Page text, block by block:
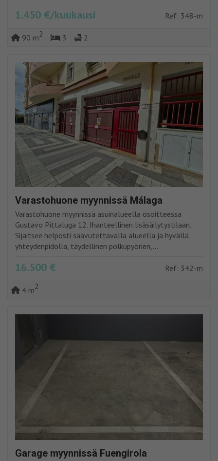
1.450 €/kuukausi Ref: 348-m
90 m2 3 2
Varastohuone myynnissä Málaga
Varastohuone myynnissä asuinalueella osoitteessa
Gustavo Pittaluga 12. Ihanteellinen lisäsäilytystilaan.
Sijaitsee helposti saavutettavalla alueella ja hyvällä
yhteydenpidolla, täydellinen polkupyörien,...
16.500 € Ref: 342-m
4 m2
Garage myynnissä Fuengirola